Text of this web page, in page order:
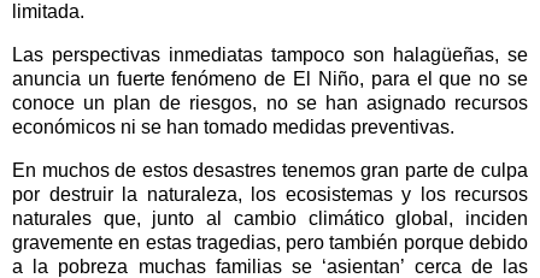
limitada.
Las perspectivas inmediatas tampoco son halagüeñas, se
anuncia un fuerte fenómeno de El Niño, para el que no se
conoce un plan de riesgos, no se han asignado recursos
económicos ni se han tomado medidas preventivas.
En muchos de estos desastres tenemos gran parte de culpa
por destruir la naturaleza, los ecosistemas y los recursos
naturales que, junto al cambio climático global, inciden
gravemente en estas tragedias, pero también porque debido
a la pobreza muchas familias se ‘asientan’ cerca de las